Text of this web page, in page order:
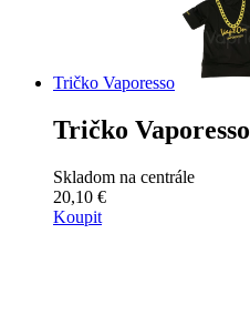
Tričko Vaporesso
Tričko Vaporesso
Skladom na centrále
20,10 €
Koupit